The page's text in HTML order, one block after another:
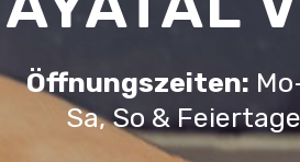
Öffnungszeiten:
Sa, So &